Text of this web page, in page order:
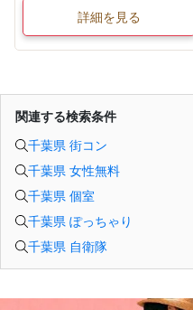
詳細を見る
関連する検索条件
千葉県 街コン
千葉県 女性無料
千葉県 個室
千葉県 ぽっちゃり
千葉県 自衛隊